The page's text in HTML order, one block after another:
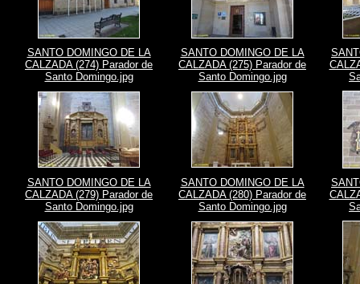
SANTO DOMINGO DE LA
CALZADA (274) Parador de
Santo Domingo.jpg
SANTO DOMINGO DE LA
CALZADA (275) Parador de
Santo Domingo.jpg
SANTO DOMINGO DE LA
CALZADA (279) Parador de
Santo Domingo.jpg
SANTO DOMINGO DE LA
CALZADA (280) Parador de
Santo Domingo.jpg